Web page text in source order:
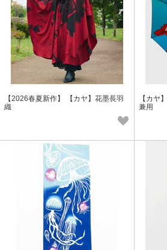
【2026春夏新作】 【カヤ】花墨長羽
織
【カヤ
兼用